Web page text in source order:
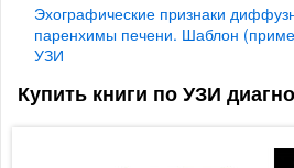
Эхографические признаки
паренхимы печени. Шаблон
УЗИ
Купить книги по УЗИ